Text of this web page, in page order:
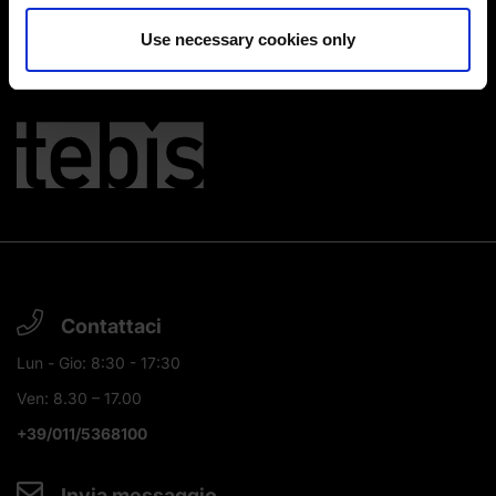
Imprint|Data protection |Disclaimer of liability
Use necessary cookies only
Contattaci
Lun - Gio: 8:30 - 17:30
Ven: 8.30 – 17.00
+39/011/5368100